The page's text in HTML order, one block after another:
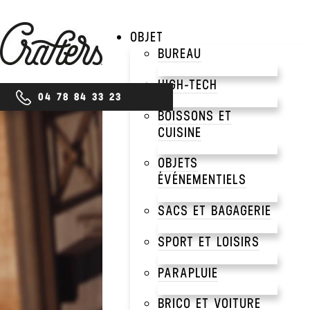
04 78 84 33 23
OBJET
BUREAU
HIGH-TECH
BOISSONS ET
CUISINE
OBJETS
ÉVÉNEMENTIELS
SACS ET BAGAGERIE
SPORT ET LOISIRS
PARAPLUIE
BRICO ET VOITURE
SCHOOL